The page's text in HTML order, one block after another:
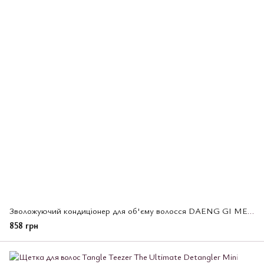
Зволожуючий кондиціонер для об'єму волосся DAENG GI MEO RI GLAMO Keratin Treatment(095570)
858 грн